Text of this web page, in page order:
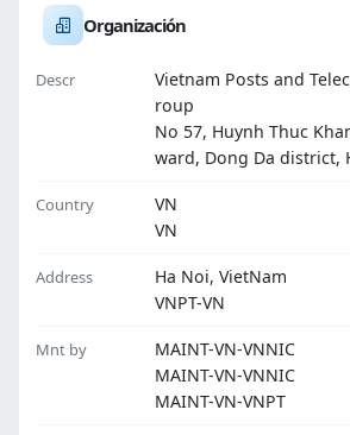
Organización
Descr
Vietnam Posts and
roup
No 57, Huynh Thuc
ward, Dong Da district,
Country
VN
VN
Address
Ha Noi, VietNam
VNPT-VN
Mnt by
MAINT-VN-VNNIC
MAINT-VN-VNNIC
MAINT-VN-VNPT